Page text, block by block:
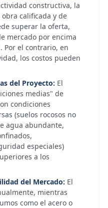
constructiva, la
calificada y de
superar la oferta,
mercado por encima
Por el contrario, en
los costos pueden
del Proyecto: El
medias" de
condiciones
(suelos rocosos no
agua abundante,
especiales)
a los
del Mercado: El
mientras
como el acero o